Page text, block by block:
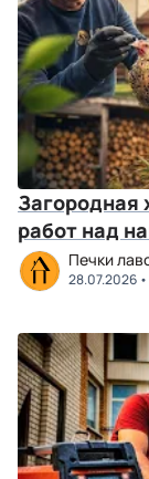
Загородная
работ над
Печки
28.07.2026